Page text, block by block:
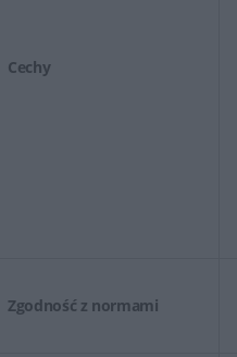
Cechy
Zgodność z normami